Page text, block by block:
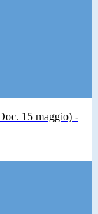
15 maggio) -